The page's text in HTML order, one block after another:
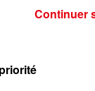
Continuer